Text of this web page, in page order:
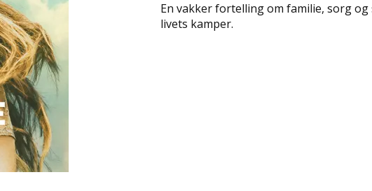
En vakker fortelling om familie, sorg og
livets kamper.